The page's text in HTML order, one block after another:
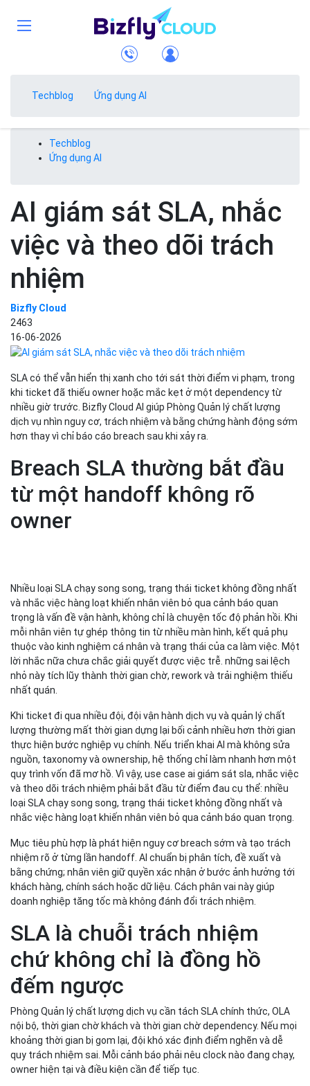
Techblog Ứng dụng AI
Techblog
Ứng dụng AI
AI giám sát SLA, nhắc
việc và theo dõi trách
nhiệm
Bizfly Cloud
2463
16-06-2026
SLA có thể vẫn hiển thị xanh cho tới sát thời điểm vi phạm, trong
khi ticket đã thiếu owner hoặc mắc kẹt ở một dependency từ
nhiều giờ trước. Bizfly Cloud AI giúp Phòng Quản lý chất lượng
dịch vụ nhìn nguy cơ, trách nhiệm và bằng chứng hành động sớm
hơn thay vì chỉ báo cáo breach sau khi xảy ra.
Breach SLA thường bắt đầu
từ một handoff không rõ
owner
Nhiều loại SLA chạy song song, trạng thái ticket không đồng nhất
và nhắc việc hàng loạt khiến nhân viên bỏ qua cảnh báo quan
trọng là vấn đề vận hành, không chỉ là chuyện tốc độ phản hồi. Khi
mỗi nhân viên tự ghép thông tin từ nhiều màn hình, kết quả phụ
thuộc vào kinh nghiệm cá nhân và trạng thái của ca làm việc. Một
lời nhắc nữa chưa chắc giải quyết được việc trễ. những sai lệch
nhỏ này tích lũy thành thời gian chờ, rework và trải nghiệm thiếu
nhất quán.
Khi ticket đi qua nhiều đội, đội vận hành dịch vụ và quản lý chất
lượng thường mất thời gian dựng lại bối cảnh nhiều hơn thời gian
thực hiện bước nghiệp vụ chính. Nếu triển khai AI mà không sửa
nguồn, taxonomy và ownership, hệ thống chỉ làm nhanh hơn một
quy trình vốn đã mơ hồ. Vì vậy, use case ai giám sát sla, nhắc việc
và theo dõi trách nhiệm phải bắt đầu từ điểm đau cụ thể: nhiều
loại SLA chạy song song, trạng thái ticket không đồng nhất và
nhắc việc hàng loạt khiến nhân viên bỏ qua cảnh báo quan trọng.
Mục tiêu phù hợp là phát hiện nguy cơ breach sớm và tạo trách
nhiệm rõ ở từng lần handoff. AI chuẩn bị phân tích, đề xuất và
bằng chứng; nhân viên giữ quyền xác nhận ở bước ảnh hưởng tới
khách hàng, chính sách hoặc dữ liệu. Cách phân vai này giúp
doanh nghiệp tăng tốc mà không đánh đổi trách nhiệm.
SLA là chuỗi trách nhiệm
chứ không chỉ là đồng hồ
đếm ngược
Phòng Quản lý chất lượng dịch vụ cần tách SLA chính thức, OLA
nội bộ, thời gian chờ khách và thời gian chờ dependency. Nếu mọi
khoảng thời gian bị gom lại, đội khó xác định điểm nghẽn và dễ
quy trách nhiệm sai. Mỗi cảnh báo phải nêu clock nào đang chạy,
owner hiện tại và điều kiện cần để tiếp tục.